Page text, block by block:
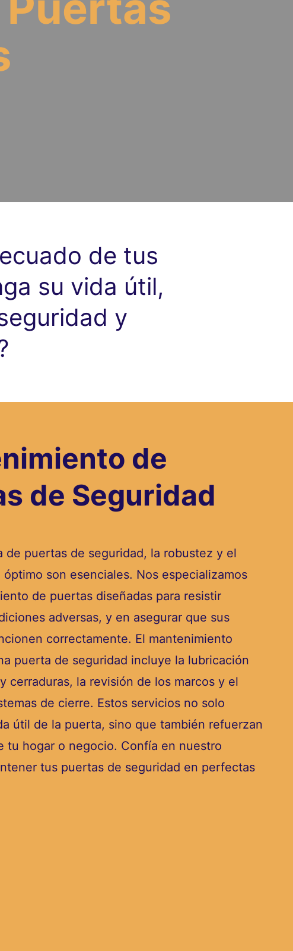
de tus
su vida útil,
y
de
de Seguridad
de puertas de seguridad, la robustez y el
son esenciales. Nos especializamos
de puertas diseñadas para resistir
adversas, y en asegurar que sus
correctamente. El mantenimiento
puerta de seguridad incluye la lubricación
cerraduras, la revisión de los marcos y el
de cierre. Estos servicios no solo
útil de la puerta, sino que también refuerzan
tu hogar o negocio. Confía en nuestro
tus puertas de seguridad en perfectas